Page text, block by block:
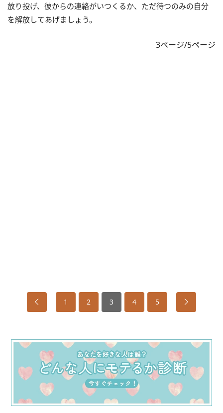
放り投げ、彼からの連絡がいつくるか、ただ待つのみの自分
を解放してあげましょう。
3ページ/5ページ
1 2 3 4 5